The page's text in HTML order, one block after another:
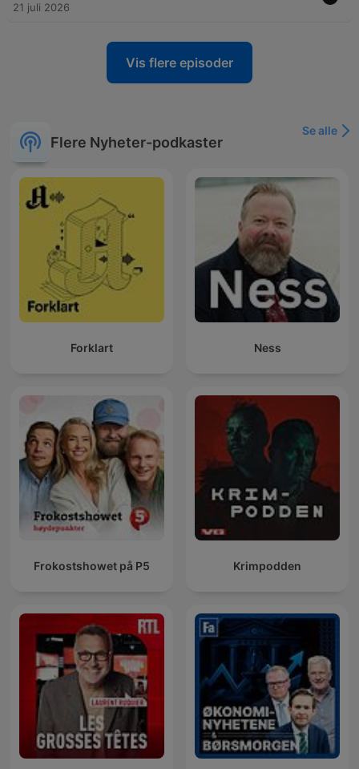
21 juli 2026
Vis flere episoder
Flere Nyheter-podkaster
Se alle
Forklart Ness
Frokostshowet på P5 Krimpodden